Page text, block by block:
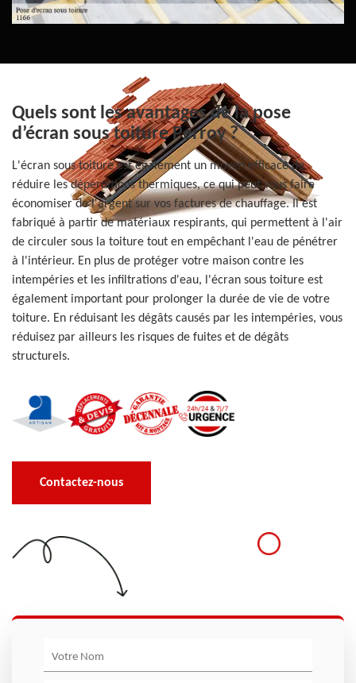
Quels sont les avantages de la pose
d’écran sous toiture Perroy ?
L'écran sous toiture est également un moyen efficace de
réduire les déperditions thermiques, ce qui peut vous faire
économiser de l'argent sur vos factures de chauffage. Il est
fabriqué à partir de matériaux respirants, qui permettent à l'air
de circuler sous la toiture tout en empêchant l'eau de pénétrer
à l'intérieur. En plus de protéger votre maison contre les
intempéries et les infiltrations d'eau, l'écran sous toiture est
également important pour prolonger la durée de vie de votre
toiture. En réduisant les dégâts causés par les intempéries, vous
réduisez par ailleurs les risques de fuites et de dégâts
structurels.
Contactez-nous